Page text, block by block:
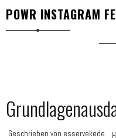
POWR INSTAGRAM
Geschrieben von esservekede